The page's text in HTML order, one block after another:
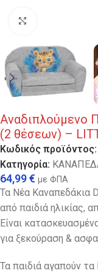
Αναδιπλούμενο
(2 θέσεων) –
Κωδικός προϊόντος:
Κατηγορία:
64,99€ με ΦΠΑ
Τα Νέα Καναπεδάκια
από παιδιά ηλικίας,
Είναι
για ξεκούραση &
Τα παιδιά αγαπούν